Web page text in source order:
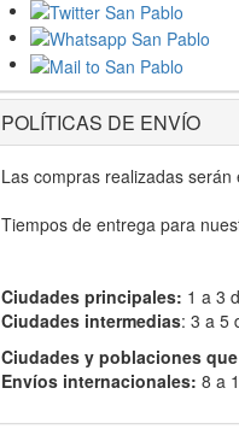
POLÍTICAS DE ENVÍO
Las compras realizadas
Tiempos de entrega para
Ciudades principales: 1 a 3
Ciudades intermedias: 3 a 5
Ciudades y poblaciones
Envíos internacionales: 8 a